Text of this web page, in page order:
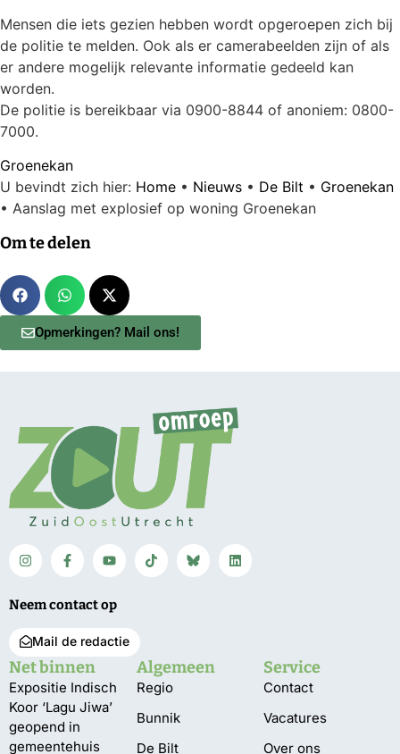
Mensen die iets gezien hebben wordt opgeroepen zich bij
de politie te melden. Ook als er camerabeelden zijn of als
er andere mogelijk relevante informatie gedeeld kan
worden.
De politie is bereikbaar via 0900-8844 of anoniem: 0800-
7000.
Groenekan
U bevindt zich hier: Home • Nieuws • De Bilt • Groenekan
• Aanslag met explosief op woning Groenekan
Om te delen
Opmerkingen? Mail ons!
Neem contact op
Mail de redactie
Net binnen
Expositie Indisch
Koor ‘Lagu Jiwa’
geopend in
gemeentehuis
Algemeen
Regio
Bunnik
De Bilt
Service
Contact
Vacatures
Over ons